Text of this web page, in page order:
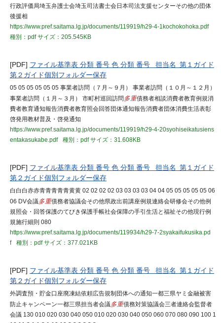
行政評価局埼玉弁護士会埼玉司法書士会日本司法支援センターその他の団体
後援相
https://www.pref.saitama.lg.jp/documents/119919/h29-4-1kochokohoka.pdf
種別：pdfサイズ：205.545KB
[PDF] ファイル基準表 分類 番号 色 分類 番号 担当名 第１ガイド
第２ガイド個別フォルダー保存
05 05 05 05 05 05 事業者訪問（７月～９月） 事業者訪問（１０月～１２月）
事業者訪問（１月～３月） 市町村巡回訪問 多重債務者相談消費者教育例規消
費者教育通知報告消費者教育照会回答団体通知報告消費者団体消費生活表彰
啓発用教材普及・啓発通知
https://www.pref.saitama.lg.jp/documents/119919/h29-4-20syohiseikatusiens
entakasukabe.pdf
種別：pdfサイズ：31.608KB
[PDF] ファイル基準表 分類 番号 色 分類 番号 担当名 第１ガイド
第２ガイド個別フォルダー保存
白白白赤赤青青青青青黄黄 02 02 02 02 03 03 03 03 04 04 05 05 05 05 05 06
06 DV会議多重債務者協議会その他県政出前講座例規連絡会研修会その他例
規照会・回答保護のてびき保護手帳社会保障の手引生活と福祉その他現行例
規施行細則 080
https://www.pref.saitama.lg.jp/documents/119934/h29-7-2syakaifukusika.pd
f
種別：pdfサイズ：377.021KB
[PDF] ファイル基準表 分類 番号 色 分類 番号 担当名 第１ガイド
第２ガイド個別フォルダー保存
外調査預・貯金口座廃凍結依頼広告規制団体への通知一都三県ヤミ金融被害
防止キャンペーン一都三県担当者会議多重債務対策協議会三者連絡会監督者
会議 130 010 020 030 040 050 010 020 030 040 050 060 070 080 090 100 1